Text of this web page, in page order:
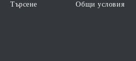
Търсене Общи условия